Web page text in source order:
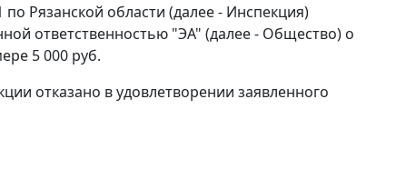
Рязанской области (далее - Инспекция)
ответственностью "ЭА" (далее - Общество) о
5 000 руб.
отказано в удовлетворении заявленного